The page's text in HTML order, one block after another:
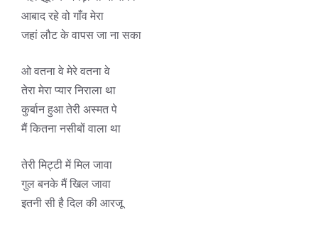
आबाद रहे वो गाँव मेरा
जहां लौट के वापस जा ना सका
ओ वतना वे मेरे वतना वे
तेरा मेरा प्यार निराला था
कुर्बान हुआ तेरी अस्मत पे
मैं कितना नसीबों वाला था
तेरी मिट्टी में मिल जावा
गुल बनके मैं खिल जावा
इतनी सी है दिल की आरजू